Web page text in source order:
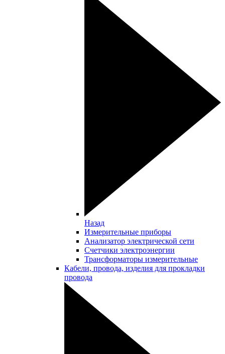
Назад
Измерительные приборы
Анализатор электрической сети
Счетчики электроэнергии
Трансформаторы измерительные
Кабели, провода, изделия для прокладки
провода